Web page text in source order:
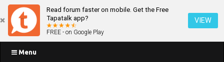
Read forum faster on mobile. Get the Free
Tapatalk app?
FREE - on Google Play
VIEW
Menu